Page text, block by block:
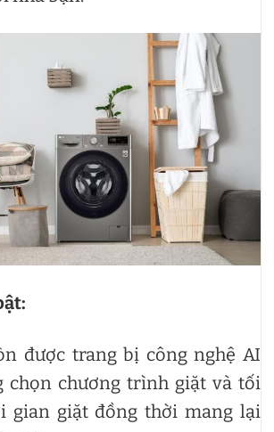
được trang bị công nghệ AI
chọn chương trình giặt và tối
gian giặt đồng thời mang lại